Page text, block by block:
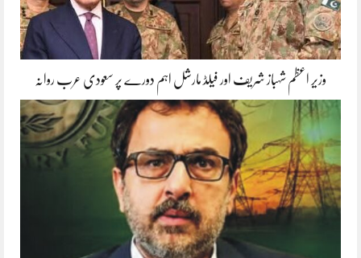
وزیر اعظم شہباز شریف اور فیلڈ مارشل اہم دورے پر سعودی عرب روانہ